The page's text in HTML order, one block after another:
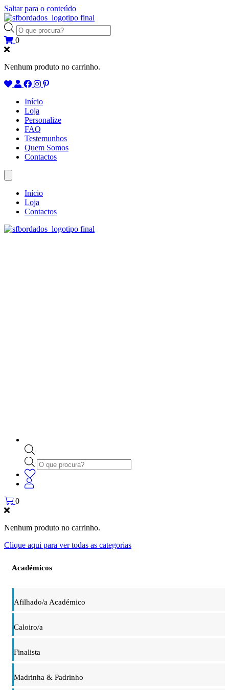
Saltar para o conteúdo
Products
search
0
Nenhum produto no carrinho.
Início
Loja
Personalize
FAQ
Testemunhos
Quem Somos
Contactos
Início
Loja
Contactos
Products
search
0
Nenhum produto no carrinho.
Clique aqui para ver todas as categorias
Académicos
Afilhado/a Académico
Caloiro/a
Finalista
Madrinha & Padrinho